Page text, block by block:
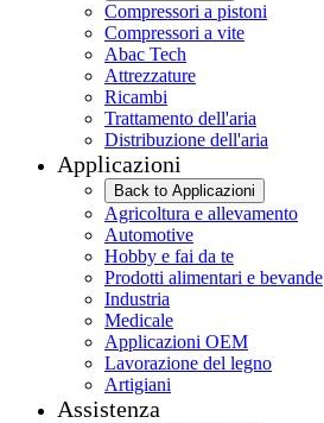
Compressori a pistoni
Compressori a vite
Abac Tech
Attrezzature
Ricambi
Trattamento dell'aria
Distribuzione dell'aria
Applicazioni
Back to Applicazioni
Agricoltura e allevamento
Automotive
Hobby e fai da te
Prodotti alimentari e bevande
Industria
Medicale
Applicazioni OEM
Lavorazione del legno
Artigiani
Assistenza